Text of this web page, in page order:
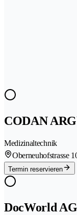
CODAN
Medizinaltechnik
Oberneuhofstrasse
Termin reservieren
DocWorld AG